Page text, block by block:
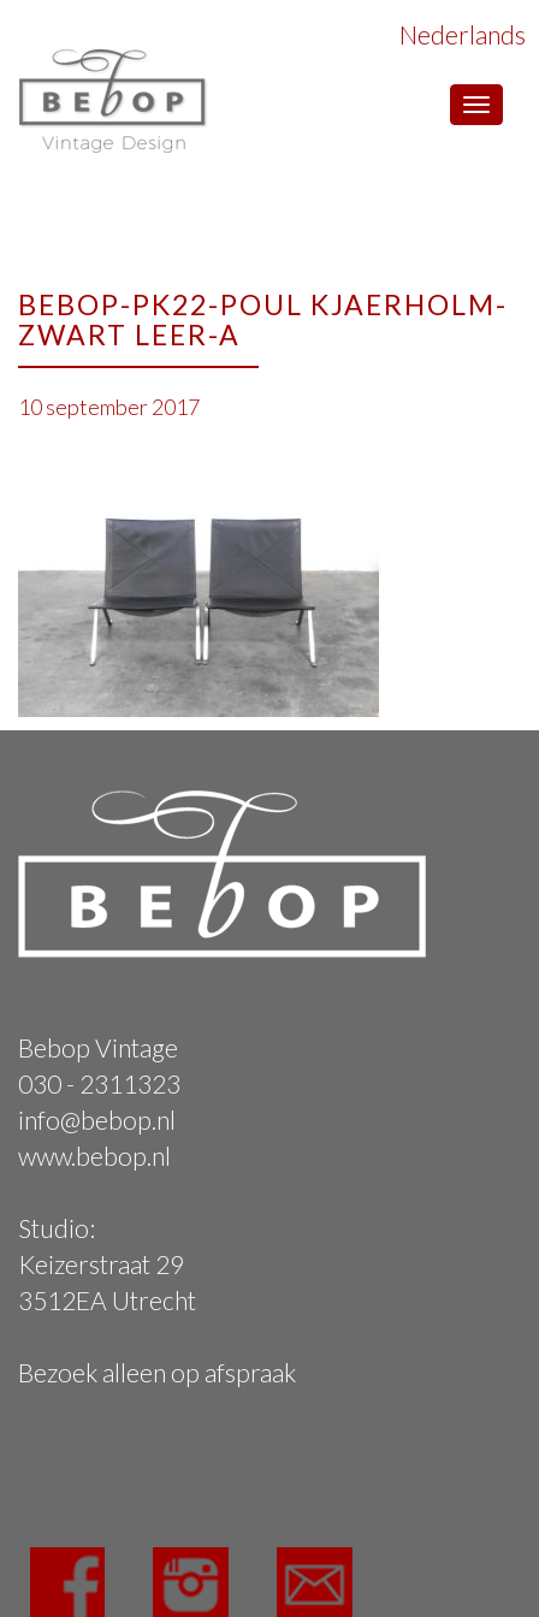
Toggle
Nederlands
BEBOP-PK22-POUL KJAERHOLM-
ZWART LEER-A
10 september 2017
Bebop Vintage
030 - 2311323
info@bebop.nl
www.bebop.nl
Studio:
Keizerstraat 29
3512EA Utrecht
Bezoek alleen op afspraak